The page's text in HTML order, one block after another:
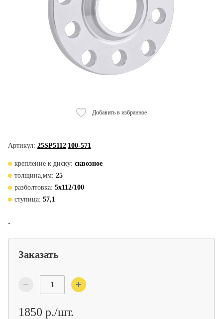
Добавить в избранное
Артикул: 25SP5112|100-571
крепление к диску: сквозное
толщина,мм: 25
разболтовка: 5x112/100
ступица: 57,1
-
Заказать
1850 р./шт.